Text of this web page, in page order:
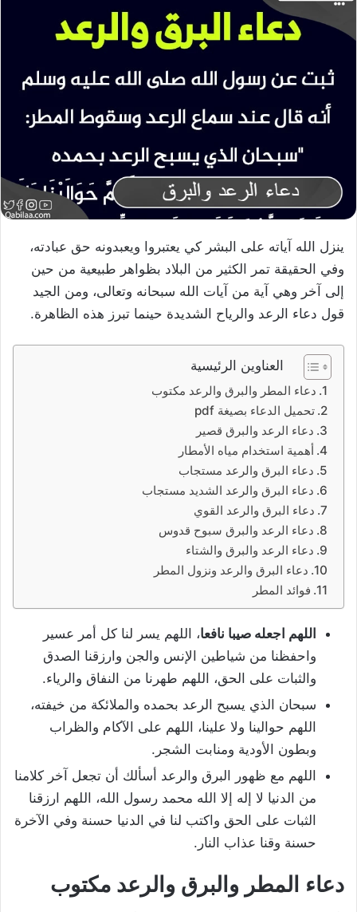
ينزل الله آياته على البشر كي يعتبروا ويعبدونه حق عبادته،
وفي الحقيقة تمر الكثير من البلاد بظواهر طبيعية من حين
إلى آخر وهي آية من آيات الله سبحانه وتعالى، ومن الجيد
قول دعاء الرعد والرياح الشديدة حينما تبرز هذه الظاهرة.
العناوين الرئيسية
دعاء المطر والبرق والرعد مكتوب
تحميل الدعاء بصيغة pdf
دعاء الرعد والبرق قصير
أهمية استخدام مياه الأمطار
دعاء البرق والرعد مستجاب
دعاء البرق والرعد الشديد مستجاب
دعاء البرق والرعد القوي
دعاء الرعد والبرق سبوح قدوس
دعاء الرعد والبرق والشتاء
دعاء البرق والرعد ونزول المطر
فوائد المطر
اللهم اجعله صيبا نافعا، اللهم يسر لنا كل أمر عسير
واحفظنا من شياطين الإنس والجن وارزقنا الصدق
والثبات على الحق، اللهم طهرنا من النفاق والرياء.
سبحان الذي يسبح الرعد بحمده والملائكة من خيفته،
اللهم حوالينا ولا علينا، اللهم على الآكام والظراب
وبطون الأودية ومنابت الشجر.
اللهم مع ظهور البرق والرعد أسألك أن تجعل آخر كلامنا
من الدنيا لا إله إلا الله محمد رسول الله، اللهم ارزقنا
الثبات على الحق واكتب لنا في الدنيا حسنة وفي الآخرة
حسنة وقنا عذاب النار.
دعاء المطر والبرق والرعد مكتوب